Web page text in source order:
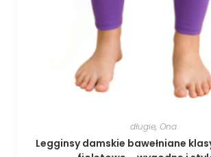
długie, Ona
Legginsy damskie bawełniane